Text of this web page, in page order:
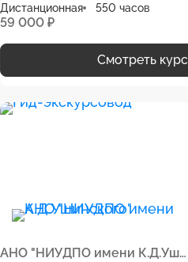
Дистанционная 550 часов
59 000 ₽
Смотреть курс
АНО "НИУДПО имени К.Д.Ушинского"